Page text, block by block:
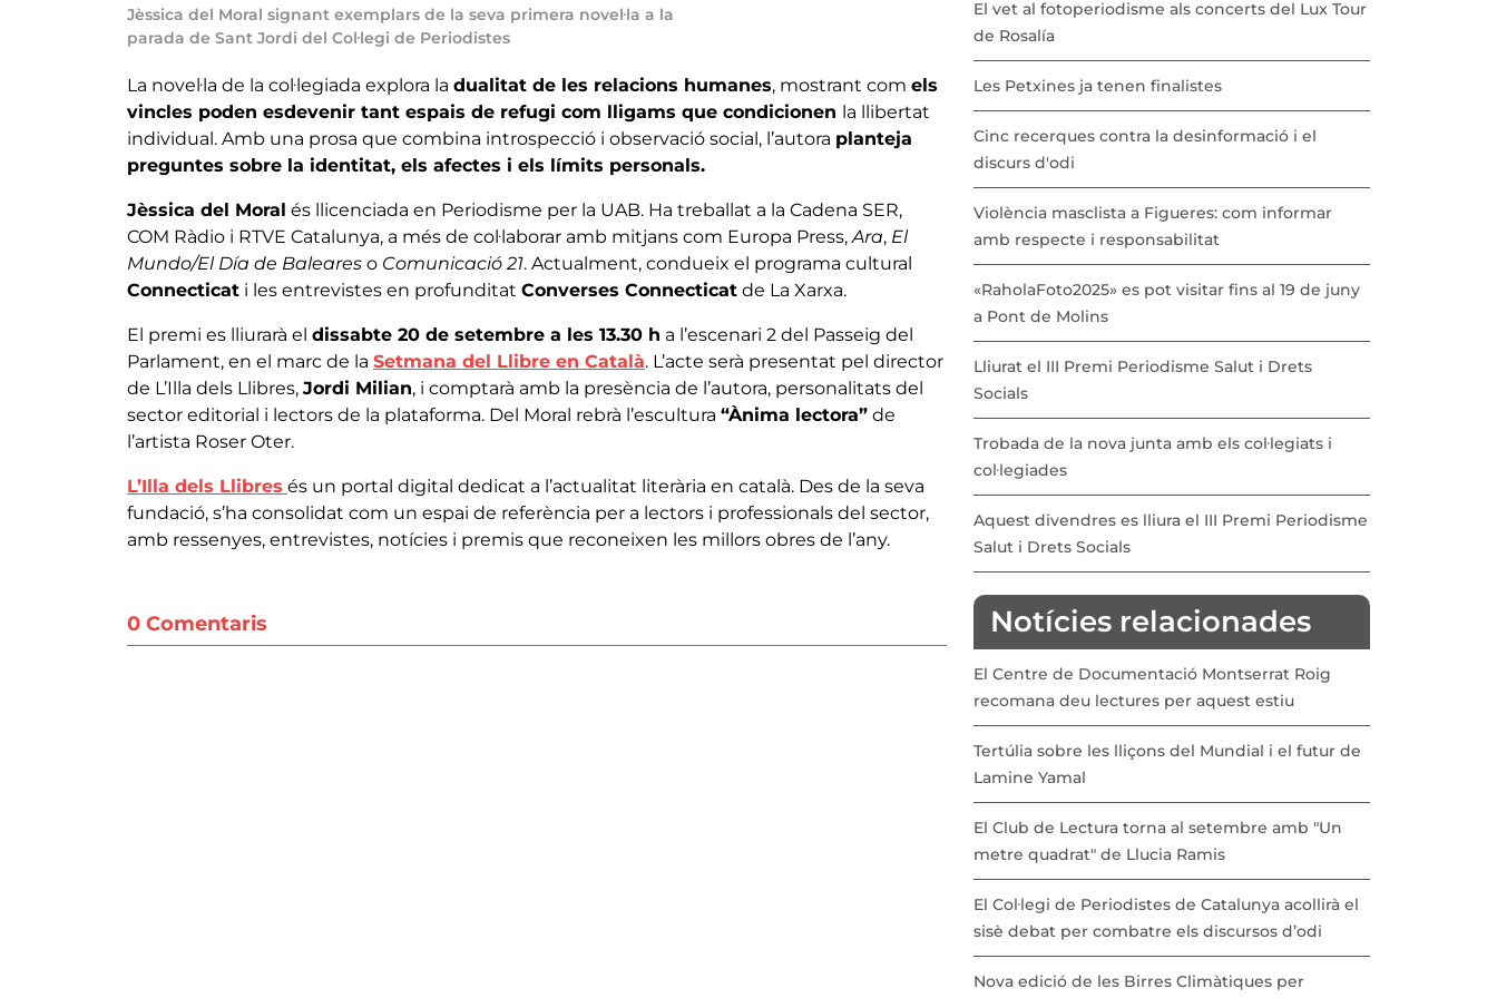
Jèssica del Moral signant exemplars de la seva primera novel·la a la
parada de Sant Jordi del Col·legi de Periodistes
La novel·la de la col·legiada explora la dualitat de les relacions humanes, mostrant com els
vincles poden esdevenir tant espais de refugi com lligams que condicionen la llibertat
individual. Amb una prosa que combina introspecció i observació social, l’autora planteja
preguntes sobre la identitat, els afectes i els límits personals.
Jèssica del Moral és llicenciada en Periodisme per la UAB. Ha treballat a la Cadena SER,
COM Ràdio i RTVE Catalunya, a més de col·laborar amb mitjans com Europa Press, Ara, El
Mundo/El Día de Baleares o Comunicació 21. Actualment, condueix el programa cultural
Connecticat i les entrevistes en profunditat Converses Connecticat de La Xarxa.
El premi es lliurarà el dissabte 20 de setembre a les 13.30 h a l’escenari 2 del Passeig del
Parlament, en el marc de la Setmana del Llibre en Català. L’acte serà presentat pel director
de L’Illa dels Llibres, Jordi Milian, i comptarà amb la presència de l’autora, personalitats del
sector editorial i lectors de la plataforma. Del Moral rebrà l’escultura “Ànima lectora” de
l’artista Roser Oter.
L’Illa dels Llibres és un portal digital dedicat a l’actualitat literària en català. Des de la seva
fundació, s’ha consolidat com un espai de referència per a lectors i professionals del sector,
amb ressenyes, entrevistes, notícies i premis que reconeixen les millors obres de l’any.
0 Comentaris
El vet al fotoperiodisme als concerts del Lux Tour
de Rosalía
Les Petxines ja tenen finalistes
Cinc recerques contra la desinformació i el
discurs d'odi
Violència masclista a Figueres: com informar
amb respecte i responsabilitat
«RaholaFoto2025» es pot visitar fins al 19 de juny
a Pont de Molins
Lliurat el III Premi Periodisme Salut i Drets
Socials
Trobada de la nova junta amb els col·legiats i
col·legiades
Aquest divendres es lliura el III Premi Periodisme
Salut i Drets Socials
Notícies relacionades
El Centre de Documentació Montserrat Roig
recomana deu lectures per aquest estiu
Tertúlia sobre les lliçons del Mundial i el futur de
Lamine Yamal
El Club de Lectura torna al setembre amb "Un
metre quadrat" de Llucia Ramis
El Col·legi de Periodistes de Catalunya acollirà el
sisè debat per combatre els discursos d’odi
Nova edició de les Birres Climàtiques per